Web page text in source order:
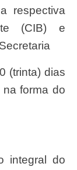
respectiva
(CIB) e
forma do